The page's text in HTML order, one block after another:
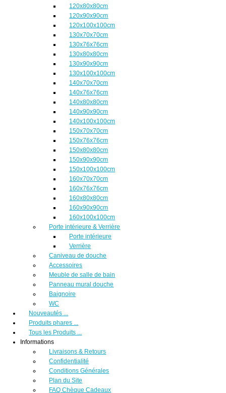
120x80x80cm
120x90x90cm
120x100x100cm
130x70x70cm
130x76x76cm
130x80x80cm
130x90x90cm
130x100x100cm
140x70x70cm
140x76x76cm
140x80x80cm
140x90x90cm
140x100x100cm
150x70x70cm
150x76x76cm
150x80x80cm
150x90x90cm
150x100x100cm
160x70x70cm
160x76x76cm
160x80x80cm
160x90x90cm
160x100x100cm
Porte intérieure & Verrière
Porte intérieure
Verrière
Caniveau de douche
Accessoires
Meuble de salle de bain
Panneau mural douche
Baignoire
WC
Nouveautés ...
Produits phares ...
Tous les Produits ...
Informations
Livraisons & Retours
Confidentialité
Conditions Générales
Plan du Site
FAQ Chèque Cadeaux